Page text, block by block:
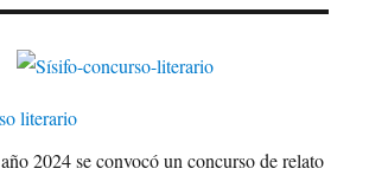
literario
2024 se convocó un concurso de relato